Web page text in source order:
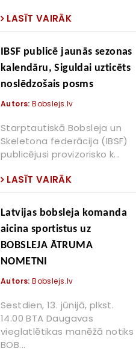
LASĪT VAIRĀK
IBSF publicē jaunās sezonas
kalendāru, Siguldai uzticēts
noslēdzošais posms
Autors: Bobslejs.lv
Starptautiskā Bobsleja un
Skeletona federācija (IBSF)
publicējusi provizorisko k...
LASĪT VAIRĀK
Latvijas bobsleja komanda
aicina sportistus uz
BOBSLEJA ĀTRUMA
NOMETNI
Autors: Bobslejs.lv
Sestdien, 13. jūnijā, plkst.
14.00 BTA Daugavas
vieglatlētikas manēžā notiks
BOB...